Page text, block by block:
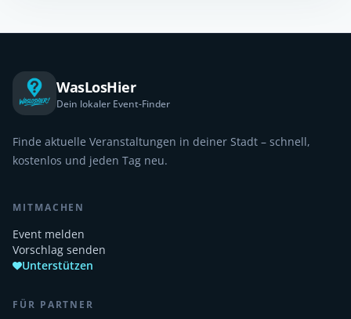
WasLosHier
Dein lokaler Event-Finder
Finde aktuelle Veranstaltungen in deiner Stadt – schnell,
kostenlos und jeden Tag neu.
MITMACHEN
Event melden
Vorschlag senden
Unterstützen
FÜR PARTNER